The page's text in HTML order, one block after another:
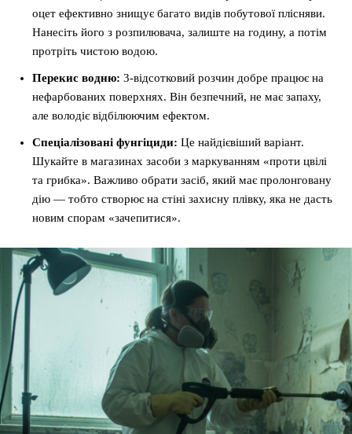
оцет ефективно знищує багато видів побутової плісняви.
Нанесіть його з розпилювача, залиште на годину, а потім
протріть чистою водою.
Перекис водню: 3-відсотковий розчин добре працює на
нефарбованих поверхнях. Він безпечний, не має запаху,
але володіє відбілюючим ефектом.
Спеціалізовані фунгіциди: Це найдієвіший варіант.
Шукайте в магазинах засоби з маркуванням «проти цвілі
та грибка». Важливо обрати засіб, який має пролонговану
дію — тобто створює на стіні захисну плівку, яка не дасть
новим спорам «зачепитися».